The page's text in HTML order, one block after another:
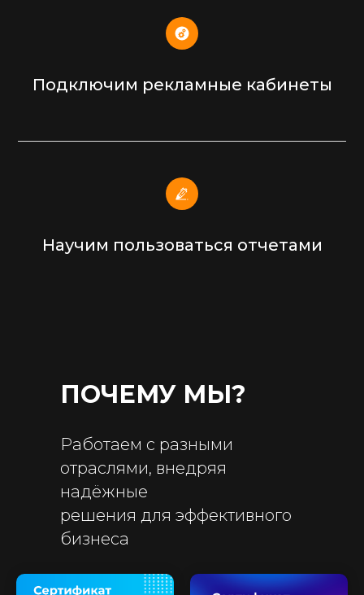
Подключим рекламные кабинеты
Научим пользоваться отчетами
ПОЧЕМУ МЫ?
Работаем с разными
отраслями, внедряя
надёжные
решения для эффективного
бизнеса